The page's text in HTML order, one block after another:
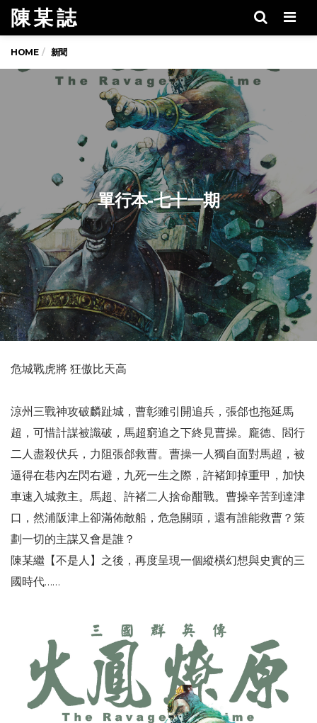
陳 某 誌
HOME 新聞
單行本-七十一期
危城戰虎將 狂傲比天高
涼州三戰神攻破麟趾城，曹彰雖引開追兵，張郃也拖延馬
超，可惜計謀被識破，馬超窮追之下終見曹操。龐德、閻行
二人盡殺伏兵，力阻張郃救曹。曹操一人獨自面對馬超，被
逼得在巷內左閃右避，九死一生之際，許褚卸掉重甲，加快
車速入城救主。馬超、許褚二人捨命酣戰。曹操辛苦到達津
口，然浦阪津上卻滿佈敵船，危急關頭，還有誰能救曹？策
劃一切的主謀又會是誰？
陳某繼【不是人】之後，再度呈現一個縱橫幻想與史實的三
國時代……